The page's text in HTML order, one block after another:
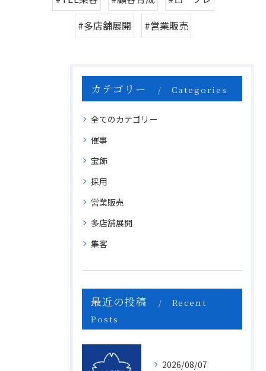
#多店舗展開
#営業販売
カテゴリー Categories
全てのカテゴリー
催事
宝飾
採用
営業販売
多店舗展開
集客
最近の投稿
Recent
Posts
2026/08/07